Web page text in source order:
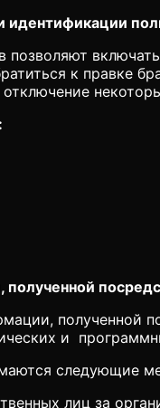
позволяют
к правке
отключение
полученной
и
следующие
лиц за